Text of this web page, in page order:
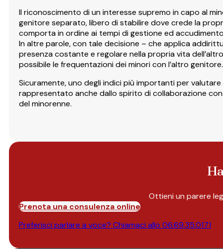
Il riconoscimento di un interesse supremo in capo al
genitore separato, libero di stabilire dove crede la
comporta in ordine ai tempi di gestione ed
In altre parole, con tale decisione – che applica
presenza costante e regolare nella propria vita
possibile le frequentazioni dei minori con l’altro genitore.
Sicuramente, uno degli indici più importanti per
rappresentato anche dallo spirito di collaborazione
del minorenne.
Ottieni un parere
Prenota una consulenza online
Preferisci parlare a voce? Chiamaci allo 06.69.35.0171